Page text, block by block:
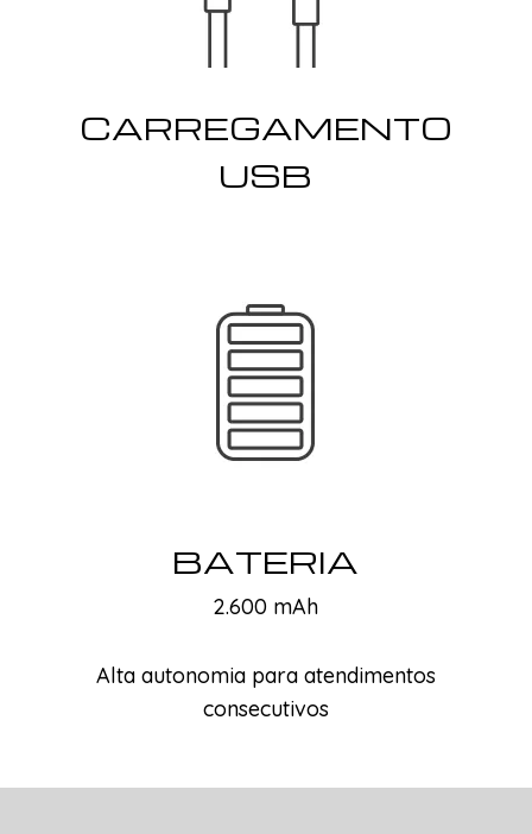
CARREGAMENTO
USB
BATERIA
2.600 mAh
Alta autonomia para atendimentos
consecutivos